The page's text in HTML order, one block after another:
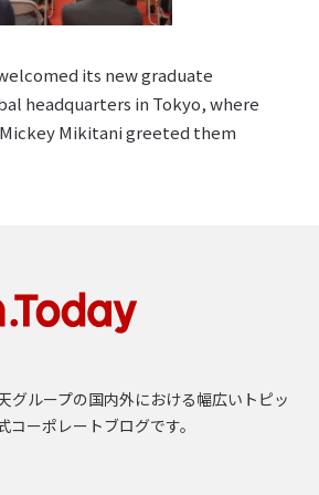
its new graduate
headquarters in Tokyo, where
Mickey Mikitani greeted them
グループの国内外における幅広いトピッ
ーポレートブログです。